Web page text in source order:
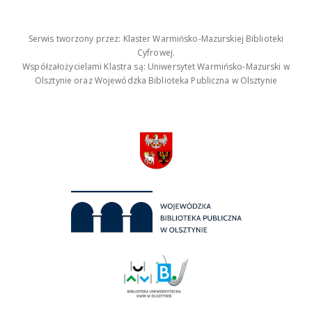
Serwis tworzony przez: Klaster Warmińsko-Mazurskiej Biblioteki
Cyfrowej.
Współzałożycielami Klastra są: Uniwersytet Warmińsko-Mazurski w
Olsztynie oraz Wojewódzka Biblioteka Publiczna w Olsztynie